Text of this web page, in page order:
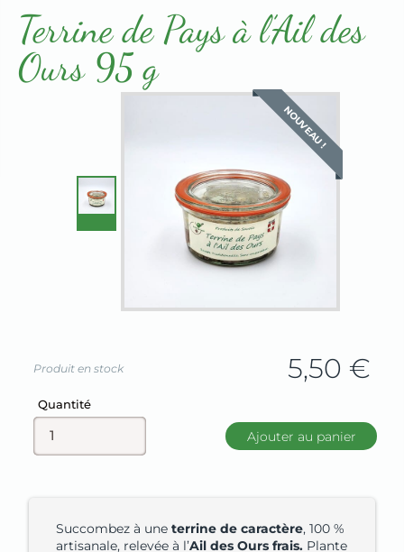
Terrine de Pays à l’Ail des
Ours 95 g
NOUVEAU !
5,50 €
Produit en stock
Champ
Quantité
Ajouter au panier
Succombez à une terrine de caractère, 100 %
artisanale, relevée à l’Ail des Ours frais. Plante